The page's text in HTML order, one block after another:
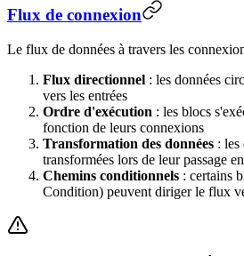
Flux de connexion
Le flux de données à travers les
Flux directionnel : les données
vers les entrées
Ordre d'exécution : les blocs
fonction de leurs connexions
Transformation des données : les
transformées lors de leur passage
Chemins conditionnels : certains
Condition) peuvent diriger le flux